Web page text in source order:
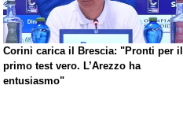
Corini carica il Brescia: "Pronti per il
primo test vero. L’Arezzo ha
entusiasmo"